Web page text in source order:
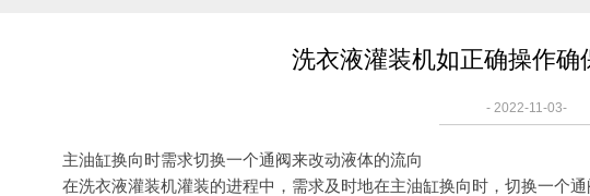
洗衣液灌装机如正确操作确
- 2022-11-03-
主油缸换向时需求切换一个通阀来改动液体的流向
在洗衣液灌装机灌装的进程中，需求及时地在主油缸换向时，切换一个通